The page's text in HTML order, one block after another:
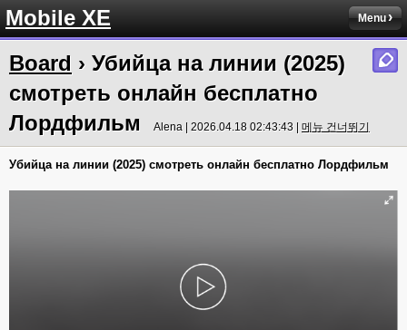
Mobile XE Menu
Board › Убийца на линии (2025)
смотреть онлайн бесплатно
Лордфильм
Alena | 2026.04.18 02:43:43 | 메뉴 건너뛰기
Убийца на линии (2025) смотреть онлайн бесплатно Лордфильм